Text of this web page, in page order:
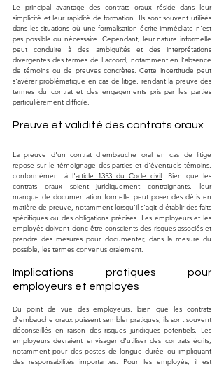
Le principal avantage des contrats oraux réside dans leur
simplicité et leur rapidité de formation. Ils sont souvent utilisés
dans les situations où une formalisation écrite immédiate n'est
pas possible ou nécessaire. Cependant, leur nature informelle
peut conduire à des ambiguïtés et des interprétations
divergentes des termes de l'accord, notamment en l'absence
de témoins ou de preuves concrètes. Cette incertitude peut
s'avérer problématique en cas de litige, rendant la preuve des
termes du contrat et des engagements pris par les parties
particulièrement difficile.
Preuve et validité des contrats oraux
La preuve d'un contrat d'embauche oral en cas de litige
repose sur le témoignage des parties et d'éventuels témoins,
conformément à l'article 1353 du Code civil. Bien que les
contrats oraux soient juridiquement contraignants, leur
manque de documentation formelle peut poser des défis en
matière de preuve, notamment lorsqu'il s'agit d'établir des faits
spécifiques ou des obligations précises. Les employeurs et les
employés doivent donc être conscients des risques associés et
prendre des mesures pour documenter, dans la mesure du
possible, les termes convenus oralement.
Implications pratiques pour
employeurs et employés
Du point de vue des employeurs, bien que les contrats
d'embauche oraux puissent sembler pratiques, ils sont souvent
déconseillés en raison des risques juridiques potentiels. Les
employeurs devraient envisager d'utiliser des contrats écrits,
notamment pour des postes de longue durée ou impliquant
des responsabilités importantes. Pour les employés, il est